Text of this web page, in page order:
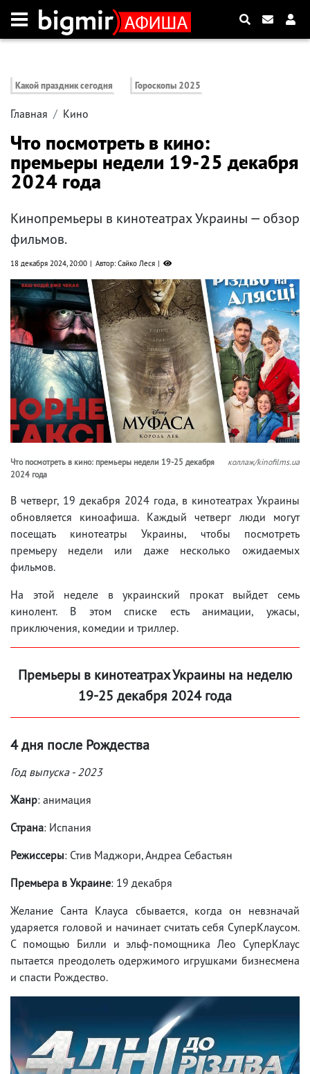
Какой праздник сегодня Гороскопы 2025
Главная Кино
Что посмотреть в кино:
премьеры недели 19-25 декабря
2024 года
Кинопремьеры в кинотеатрах Украины — обзор
фильмов.
18 декабря 2024, 20:00 Автор: Сайко Леся
Что посмотреть в кино: премьеры недели 19-25 декабря
2024 года
коллаж/kinofilms.ua
В четверг, 19 декабря 2024 года, в кинотеатрах Украины
обновляется киноафиша. Каждый четверг люди могут
посещать кинотеатры Украины, чтобы посмотреть
премьеру недели или даже несколько ожидаемых
фильмов.
На этой неделе в украинский прокат выйдет семь
кинолент. В этом списке есть анимации, ужасы,
приключения, комедии и триллер.
Премьеры в кинотеатрах Украины на неделю
19-25 декабря 2024 года
4 дня после Рождества
Год выпуска - 2023
Жанр: анимация
Страна: Испания
Режиссеры: Стив Маджори, Андреа Себастьян
Премьера в Украине: 19 декабря
Желание Санта Клауса сбывается, когда он невзначай
ударяется головой и начинает считать себя СуперКлаусом.
С помощью Билли и эльф-помощника Лео СуперКлаус
пытается преодолеть одержимого игрушками бизнесмена
и спасти Рождество.